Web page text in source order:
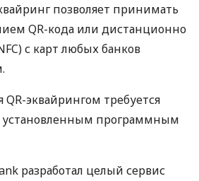
позволяет принимать
QR-кода или дистанционно
с карт любых банков
эквайрингом требуется
установленным программным
разработал целый сервис